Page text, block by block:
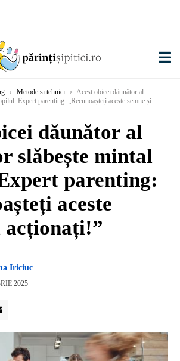
› Metode si tehnici › Acest obicei dăunător al
Expert parenting: „Recunoașteți aceste semne și
dăunător al
slăbește mintal
parenting:
aceste
acționați!”
Iriciuc
2025